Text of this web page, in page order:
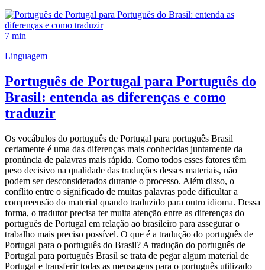
7 min
Linguagem
Português de Portugal para Português do
Brasil: entenda as diferenças e como
traduzir
Os vocábulos do português de Portugal para português Brasil
certamente é uma das diferenças mais conhecidas juntamente da
pronúncia de palavras mais rápida. Como todos esses fatores têm
peso decisivo na qualidade das traduções desses materiais, não
podem ser desconsiderados durante o processo. Além disso, o
conflito entre o significado de muitas palavras pode dificultar a
compreensão do material quando traduzido para outro idioma. Dessa
forma, o tradutor precisa ter muita atenção entre as diferenças do
português de Portugal em relação ao brasileiro para assegurar o
trabalho mais preciso possível. O que é a tradução do português de
Portugal para o português do Brasil? A tradução do português de
Portugal para português Brasil se trata de pegar algum material de
Portugal e transferir todas as mensagens para o português utilizado